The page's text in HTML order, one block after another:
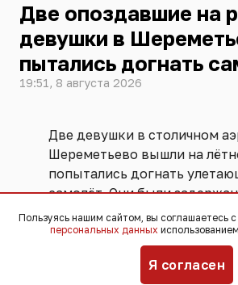
Две опоздавшие на
девушки в
пытались догнать
19:51, 8 августа 2026
Две девушки в столичном
Шереметьево вышли на
попытались догнать
самолёт. Они были
переданы ФСБ. Угрозы
полётов не возникло, никто
сообщили
в
Пользуясь нашим сайтом, вы соглашаетесь с
персональных данных
Я согласен